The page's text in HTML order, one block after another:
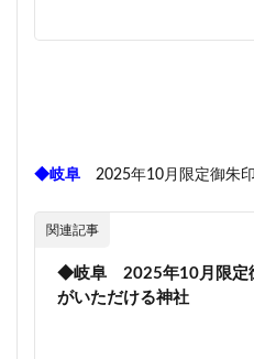
◆岐阜 2025年10月限定御朱
関連記事
◆岐阜 2025年10月限定
がいただける神社